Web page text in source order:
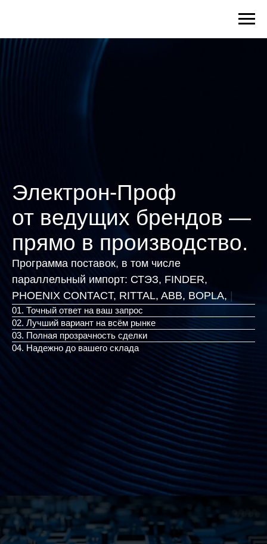
Электрон-Проф
от ведущих брендов —
прямо в производство.
Программа поставок, в том числе
параллельный импорт: СТЭЗ, FINDER,
PHOENIX CONTACT, RITTAL, |
01. Точный ответ на ваш запрос
02. Лучший вариант на всём рынке
03. Полная прозрачность сделки
04. Надежно до вашего склада